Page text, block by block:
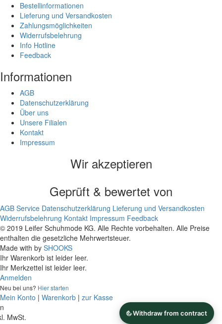
Bestellinformationen
Lieferung und Versandkosten
Zahlungsmöglichkeiten
Widerrufsbelehrung
Info Hotline
Feedback
Informationen
AGB
Datenschutzerklärung
Über uns
Unsere Filialen
Kontakt
Impressum
Wir akzeptieren
Geprüft & bewertet von
AGB Service Datenschutzerklärung Lieferung und Versandkosten
Widerrufsbelehrung Kontakt Impressum Feedback
© 2019 Leifer Schuhmode KG. Alle Rechte vorbehalten. Alle Preise
enthalten die gesetzliche Mehrwertsteuer.
Made with by SHOOKS
Ihr Warenkorb ist leider leer.
Ihr Merkzettel ist leider leer.
Anmelden
Neu bei uns? Hier starten
Mein Konto | Warenkorb | zur Kasse
MwSt.